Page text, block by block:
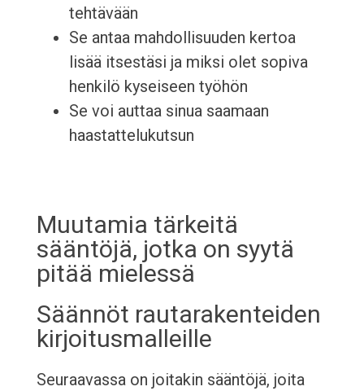
tehtävään
Se antaa mahdollisuuden kertoa
lisää itsestäsi ja miksi olet sopiva
henkilö kyseiseen työhön
Se voi auttaa sinua saamaan
haastattelukutsun
Muutamia tärkeitä
sääntöjä, jotka on syytä
pitää mielessä
Säännöt rautarakenteiden
kirjoitusmalleille
Seuraavassa on joitakin sääntöjä, joita